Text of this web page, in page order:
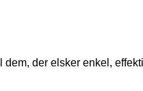
der elsker enkel,